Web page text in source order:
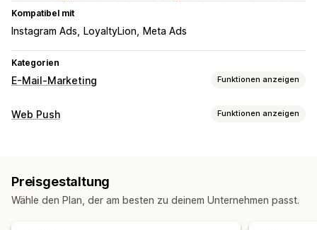
Kompatibel mit
Instagram Ads LoyaltyLion Meta Ads
Kategorien
E-Mail-Marketing Funktionen anzeigen
Kampagnentypen
Upselling-E-Mails
Cross-Selling-E-Mails
Warenkorb-E-Mails
Checkout-E-Mails Exit-Intent
Web Push Funktionen anzeigen
Benutzerdefinierte Events
Preisbenachrichtigungen Produktankündigungen
Preisgestaltung
Wähle den Plan, der am besten zu deinem Unternehmen passt.